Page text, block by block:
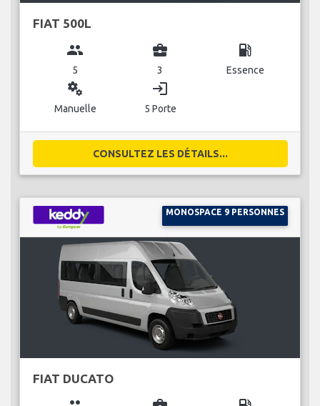
FIAT 500L
group
5
business_center
3
local_gas_station
Essence
miscellaneous_services
Manuelle
login
5 Porte
CONSULTEZ LES DÉTAILS...
MONOSPACE 9 PERSONNES
FIAT DUCATO